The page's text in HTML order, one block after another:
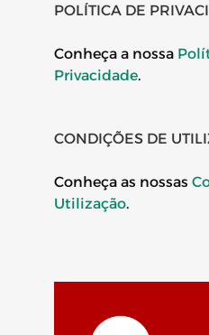
POLÍTICA DE
Conheça a nossa
Privacidade.
CONDIÇÕES DE
Conheça as nossas
Utilização.